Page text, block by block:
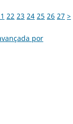
22 23 24 25 26 27 >
por